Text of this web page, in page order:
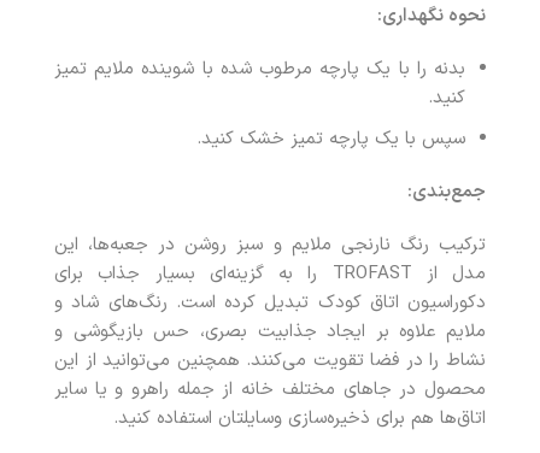
نحوه نگهداری:
بدنه را با یک پارچه مرطوب شده با شوینده ملایم تمیز
کنید.
سپس با یک پارچه تمیز خشک کنید.
جمع‌بندی:
ترکیب رنگ نارنجی ملایم و سبز روشن در جعبه‌ها، این
مدل از TROFAST را به گزینه‌ای بسیار جذاب برای
دکوراسیون اتاق کودک تبدیل کرده است. رنگ‌های شاد و
ملایم علاوه بر ایجاد جذابیت بصری، حس بازیگوشی و
نشاط را در فضا تقویت می‌کنند. همچنین می‌توانید از این
محصول در جاهای مختلف خانه از جمله راهرو و یا سایر
اتاق‌ها هم برای ذخیره‌سازی وسایلتان استفاده کنید.